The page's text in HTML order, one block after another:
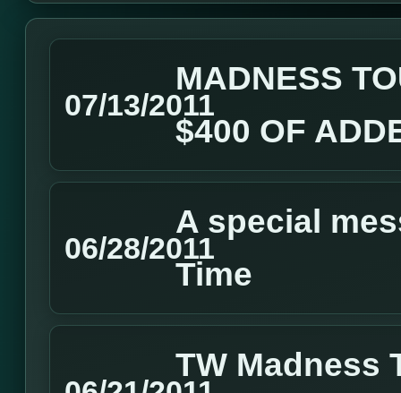
07/13/2011
MADNESS
$400 OF
06/28/2011
A special
Time
TW Madness